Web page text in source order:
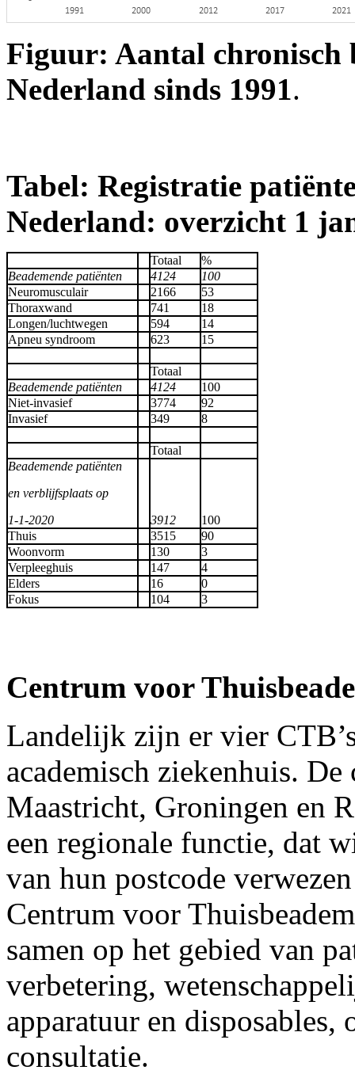
Figuur: Aantal chronisch
Nederland sinds 1991.
Tabel: Registratie
Nederland: overzicht 1
Totaal
%
Beademende patiënten
4124
100
Neuromusculair
2166
53
Thoraxwand
741
18
Longen/luchtwegen
594
14
Apneu syndroom
623 15
Totaal
Beademende patiënten
4124
100
Niet-invasief
3774
92
Invasief
349 8
Totaal
Beademende patiënten
en verblijfsplaats op
1-1-2020
3912
100
Thuis
3515
90
Woonvorm
130
3
Verpleeghuis
147
4
Elders
16
0
Fokus
104 3
Centrum voor
Landelijk zijn er vier
academisch ziekenhuis.
Maastricht, Groningen en
een regionale functie, dat
van hun postcode
Centrum voor
samen op het gebied van
verbetering,
apparatuur en
consultatie.